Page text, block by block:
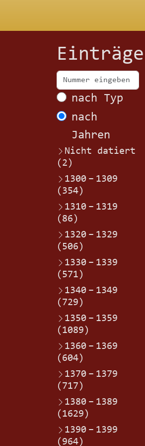
Einträge
nach Typ
nach
Jahren
Nicht datiert
(2)
1300 – 1309
(354)
1310 – 1319
(86)
1320 – 1329
(506)
1330 – 1339
(571)
1340 – 1349
(729)
1350 – 1359
(1089)
1360 – 1369
(604)
1370 – 1379
(717)
1380 – 1389
(1629)
1390 – 1399
(964)